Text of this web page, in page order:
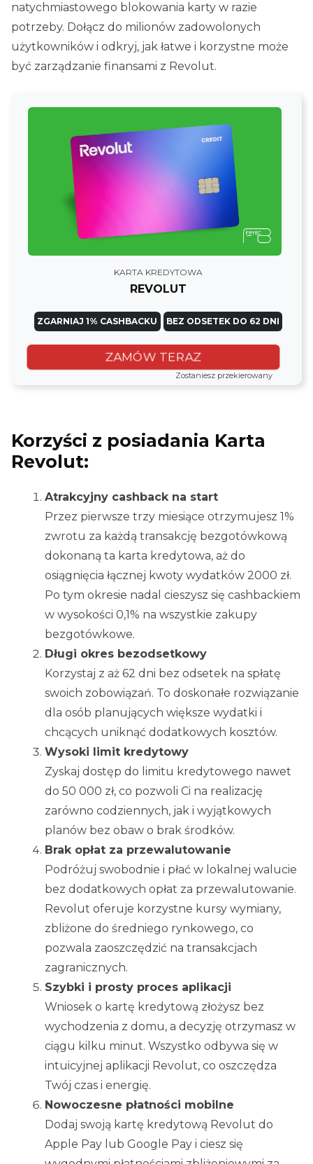
natychmiastowego blokowania karty w razie
potrzeby. Dołącz do milionów zadowolonych
użytkowników i odkryj, jak łatwe i korzystne może
być zarządzanie finansami z Revolut.
KARTA KREDYTOWA
REVOLUT
ZGARNIAJ 1% CASHBACKU BEZ ODSETEK DO 62 DNI
ZAMÓW TERAZ
Zostaniesz przekierowany
Korzyści z posiadania Karta
Revolut:
Atrakcyjny cashback na start
Przez pierwsze trzy miesiące otrzymujesz 1%
zwrotu za każdą transakcję bezgotówkową
dokonaną ta karta kredytowa, aż do
osiągnięcia łącznej kwoty wydatków 2000 zł.
Po tym okresie nadal cieszysz się cashbackiem
w wysokości 0,1% na wszystkie zakupy
bezgotówkowe.
Długi okres bezodsetkowy
Korzystaj z aż 62 dni bez odsetek na spłatę
swoich zobowiązań. To doskonałe rozwiązanie
dla osób planujących większe wydatki i
chcących uniknąć dodatkowych kosztów.
Wysoki limit kredytowy
Zyskaj dostęp do limitu kredytowego nawet
do 50 000 zł, co pozwoli Ci na realizację
zarówno codziennych, jak i wyjątkowych
planów bez obaw o brak środków.
Brak opłat za przewalutowanie
Podróżuj swobodnie i płać w lokalnej walucie
bez dodatkowych opłat za przewalutowanie.
Revolut oferuje korzystne kursy wymiany,
zbliżone do średniego rynkowego, co
pozwala zaoszczędzić na transakcjach
zagranicznych.
Szybki i prosty proces aplikacji
Wniosek o kartę kredytową złożysz bez
wychodzenia z domu, a decyzję otrzymasz w
ciągu kilku minut. Wszystko odbywa się w
intuicyjnej aplikacji Revolut, co oszczędza
Twój czas i energię.
Nowoczesne płatności mobilne
Dodaj swoją kartę kredytową Revolut do
Apple Pay lub Google Pay i ciesz się